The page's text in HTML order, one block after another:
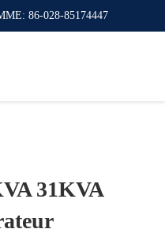
86-028-85174447
31KVA